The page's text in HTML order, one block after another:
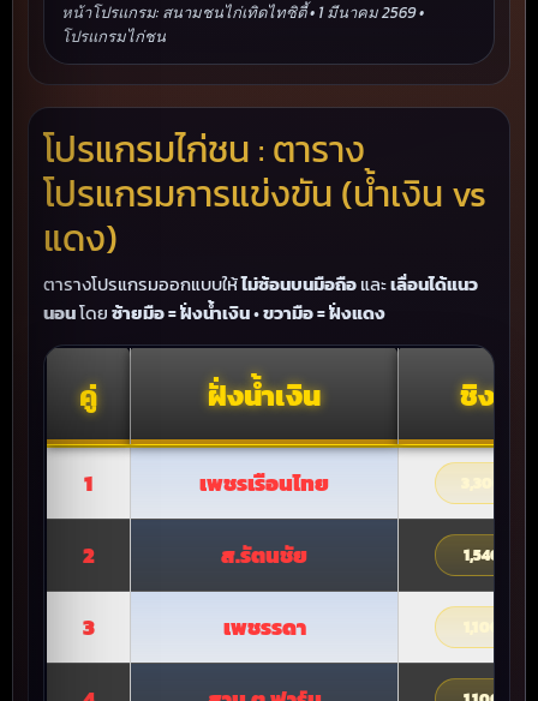
หน้าโปรแกรม: สนามชนไก่เทิดไทซิตี้ • 1 มีนาคม 2569 •
โปรแกรมไก่ชน
โปรแกรมไก่ชน : ตาราง
โปรแกรมการแข่งขัน (น้ำเงิน vs
แดง)
ตารางโปรแกรมออกแบบให้ไม่ซ้อนบนมือถือและเลื่อนได้แนว
นอนโดยซ้ายมือ = ฝั่งน้ำเงิน•ขวามือ = ฝั่งแดง
คู่ ฝั่งน้ำเงิน ชิงเงิ
1 เพชรเรือนไทย
2 ส.รัตนชัย 1,540,000
3 เพชรรดา